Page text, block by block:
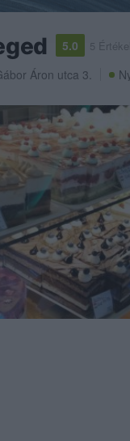
5.0 5
Áron utca 3.